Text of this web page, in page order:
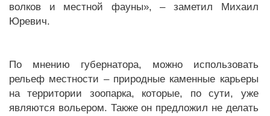
волков и местной фауны», – заметил Михаил
Юревич.
По мнению губернатора, можно использовать
рельеф местности – природные каменные карьеры
на территории зоопарка, которые, по сути, уже
являются вольером. Также он предложил не делать